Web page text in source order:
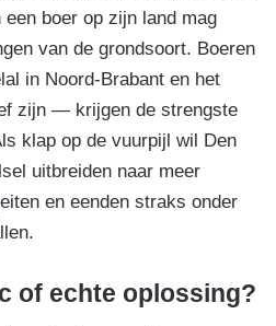
boer op zijn land mag
van de grondsoort. Boeren
in Noord-Brabant en het
zijn — krijgen de strengste
klap op de vuurpijl wil Den
uitbreiden naar meer
en eenden straks onder
of echte oplossing?